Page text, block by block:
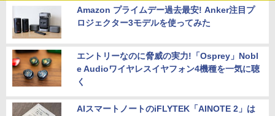
Amazon プライムデー過去最安! Anker注目プ
ロジェクター3モデルを使ってみた
エントリーなのに脅威の実力!「Osprey」Nobl
e Audioワイヤレスイヤフォン4機種を一気に聴
く
AIスマートノートのiFLYTEK「AINOTE 2」は